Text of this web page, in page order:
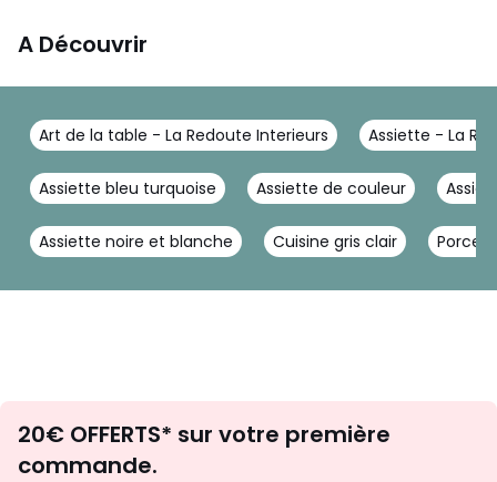
A Découvrir
Art de la table - La Redoute Interieurs Assiette - La
Assiette bleu turquoise Assiette de couleur
Assiette noire et blanche Cuisine gris clair
d'inspirations
20€ OFFERTS* sur votre première
commande.